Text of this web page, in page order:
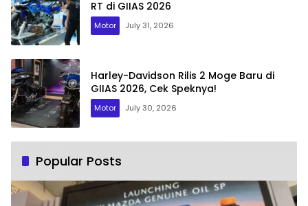
RT di GIIAS 2026
Motor July 31, 2026
Harley-Davidson Rilis 2 Moge Baru di
GIIAS 2026, Cek Speknya!
Motor July 30, 2026
Popular Posts